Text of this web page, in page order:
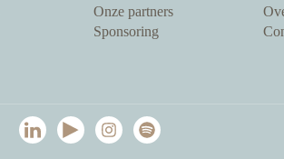
Onze partners
Sponsoring